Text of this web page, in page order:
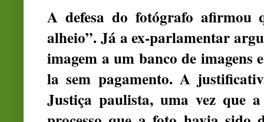
A defesa do fotógrafo afirmou
alheio”. Já a ex-parlamentar
imagem a um banco de
la sem pagamento. A
Justiça paulista, uma vez que